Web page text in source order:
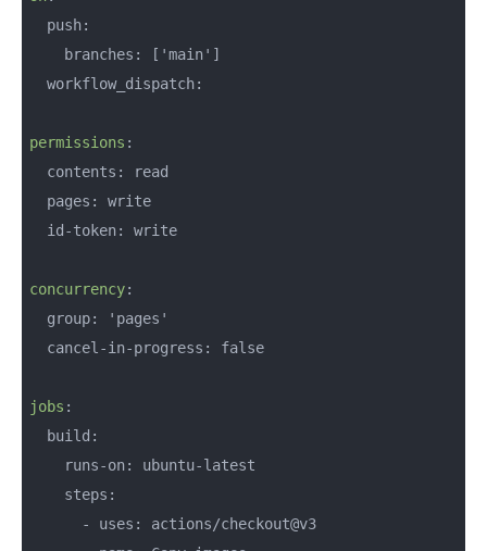
  push:
    branches: ['main']
  workflow_dispatch:
permissions :
  contents: read
  pages: write
  id-token: write
concurrency:
  group: 'pages'
  cancel-in-progress: false
jobs :
  build:
    runs-on: ubuntu-latest
    steps:
      - uses: actions/checkout@v3